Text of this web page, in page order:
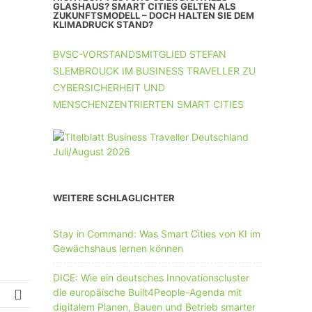
UNTERNEHMEN MIT 11-50 MA
GLASHAUS? SMART CITIES GELTEN ALS
ZUKUNFTSMODELL – DOCH HALTEN SIE DEM
KLIMADRUCK STAND?
BVSC-VORSTANDSMITGLIED STEFAN
SLEMBROUCK IM BUSINESS TRAVELLER ZU
CYBERSICHERHEIT UND
MENSCHENZENTRIERTEN SMART CITIES
WEITERE SCHLAGLICHTER
Stay in Command: Was Smart Cities von KI im
Gewächshaus lernen können
DICE: Wie ein deutsches Innovationscluster
die europäische Built4People-Agenda mit
digitalem Planen, Bauen und Betrieb smarter